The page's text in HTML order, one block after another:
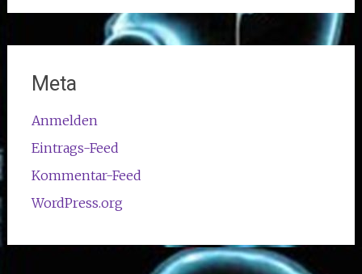
A-
Meta
Anmelden
Eintrags-Feed
Kommentar-Feed
WordPress.org